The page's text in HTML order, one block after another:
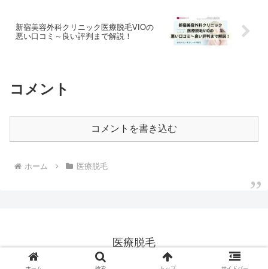
新宿美容外科クリニック医療脱毛VIOの
悪い口コミ～良い評判まで解説！
コメント
コメントを書き込む
ホーム 医療脱毛
医療脱毛
© 2023 医療脱毛.